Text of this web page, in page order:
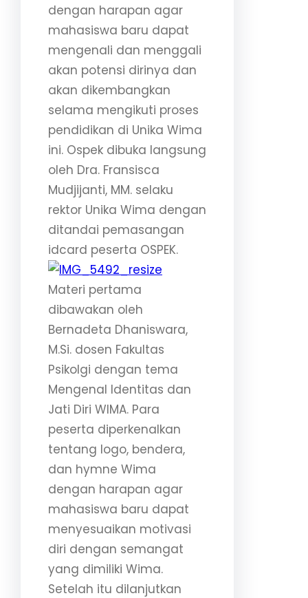
dengan harapan agar
mahasiswa baru dapat
mengenali dan menggali
akan potensi dirinya dan
akan dikembangkan
selama mengikuti proses
pendidikan di Unika Wima
ini. Ospek dibuka langsung
oleh Dra. Fransisca
Mudjijanti, MM. selaku
rektor Unika Wima dengan
ditandai pemasangan
idcard peserta OSPEK.
Materi pertama
dibawakan oleh
Bernadeta Dhaniswara,
M.Si. dosen Fakultas
Psikolgi dengan tema
Mengenal Identitas dan
Jati Diri WIMA. Para
peserta diperkenalkan
tentang logo, bendera,
dan hymne Wima
dengan harapan agar
mahasiswa baru dapat
menyesuaikan motivasi
diri dengan semangat
yang dimiliki Wima.
Setelah itu dilanjutkan